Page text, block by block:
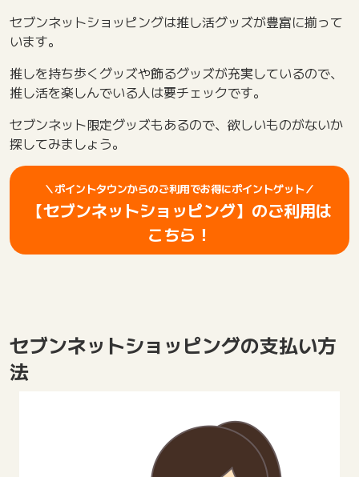
セブンネットショッピングは推し活グッズが豊富に揃って
います。
推しを持ち歩くグッズや飾るグッズが充実しているので、
推し活を楽しんでいる人は要チェックです。
セブンネット限定グッズもあるので、欲しいものがないか
探してみましょう。
＼ポイントタウンからのご利用でお得にポイントゲット／
【セブンネットショッピング】のご利用は
こちら！
セブンネットショッピングの支払い方
法